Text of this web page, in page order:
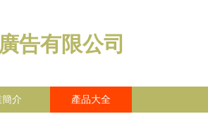
告有限公司
介 產品大全